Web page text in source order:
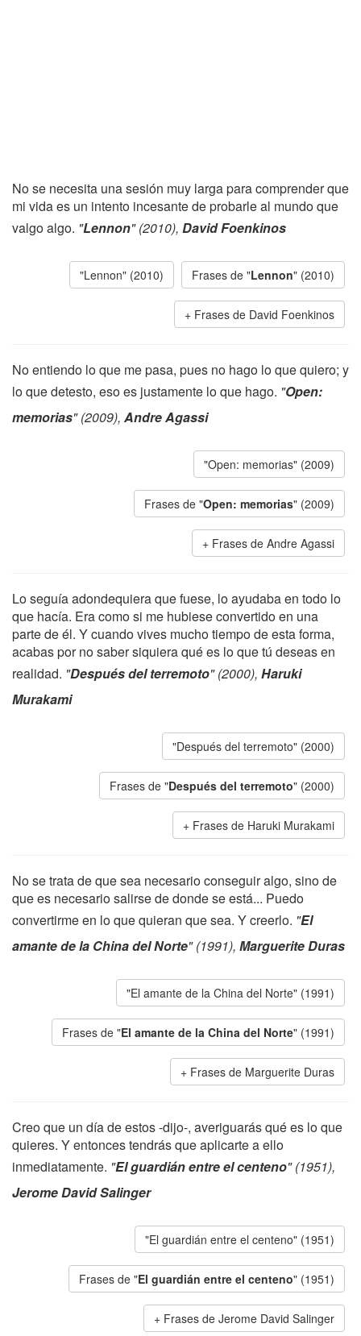
No se necesita una sesión muy larga para comprender que
mi vida es un intento incesante de probarle al mundo que
valgo algo. "Lennon" (2010), David Foenkinos
"Lennon" (2010) Frases de "Lennon" (2010)
Frases de David Foenkinos
No entiendo lo que me pasa, pues no hago lo que quiero; y
lo que detesto, eso es justamente lo que hago. "Open:
memorias" (2009), Andre Agassi
"Open: memorias" (2009)
Frases de "Open: memorias" (2009)
Frases de Andre Agassi
Lo seguía adondequiera que fuese, lo ayudaba en todo lo
que hacía. Era como si me hubiese convertido en una
parte de él. Y cuando vives mucho tiempo de esta forma,
acabas por no saber siquiera qué es lo que tú deseas en
realidad. "Después del terremoto" (2000), Haruki
Murakami
"Después del terremoto" (2000)
Frases de "Después del terremoto" (2000)
Frases de Haruki Murakami
No se trata de que sea necesario conseguir algo, sino de
que es necesario salirse de donde se está... Puedo
convertirme en lo que quieran que sea. Y creerlo. "El
amante de la China del Norte" (1991), Marguerite Duras
"El amante de la China del Norte" (1991)
Frases de "El amante de la China del Norte" (1991)
Frases de Marguerite Duras
Creo que un día de estos -dijo-, averiguarás qué es lo que
quieres. Y entonces tendrás que aplicarte a ello
inmediatamente. "El guardián entre el centeno" (1951),
Jerome David Salinger
"El guardián entre el centeno" (1951)
Frases de "El guardián entre el centeno" (1951)
Frases de Jerome David Salinger